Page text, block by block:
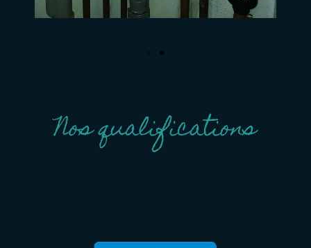
Nos qualifications